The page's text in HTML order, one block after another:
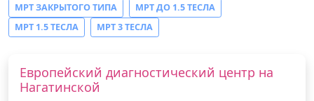
МРТ ЗАКРЫТОГО ТИПА
МРТ ДО 1.5 ТЕСЛА
МРТ 1.5 ТЕСЛА
МРТ 3 ТЕСЛА
Европейский диагностический центр на
Нагатинской